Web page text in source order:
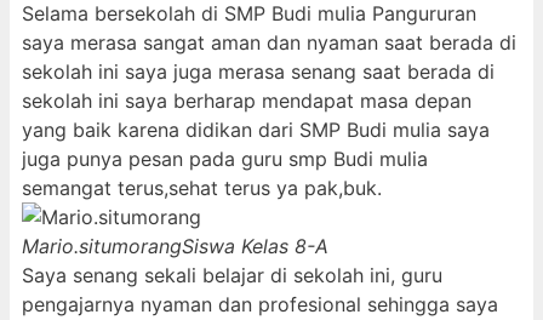
Selama bersekolah di SMP Budi mulia Pangururan
saya merasa sangat aman dan nyaman saat berada di
sekolah ini saya juga merasa senang saat berada di
sekolah ini saya berharap mendapat masa depan
yang baik karena didikan dari SMP Budi mulia saya
juga punya pesan pada guru smp Budi mulia
semangat terus,sehat terus ya pak,buk.
Mario.situmorangSiswa Kelas 8-A
Saya senang sekali belajar di sekolah ini, guru
pengajarnya nyaman dan profesional sehingga saya